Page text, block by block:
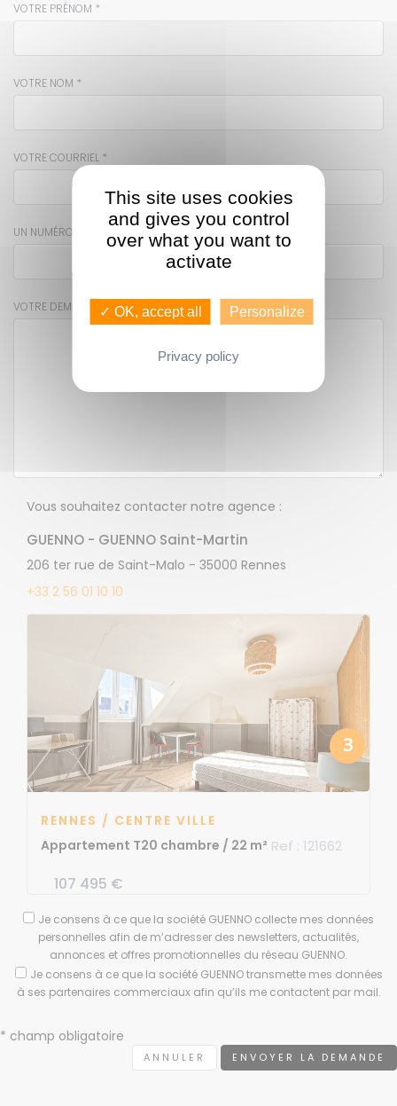
VOTRE PRÉNOM *
VOTRE NOM *
VOTRE COURRIEL *
UN NUMÉRO DE TÉLÉPHONE *
VOTRE DEMANDE *
Vous souhaitez contacter notre agence :
GUENNO - GUENNO Saint-Martin
206 ter rue de Saint-Malo - 35000 Rennes
+33 2 56 01 10 10
RENNES / CENTRE VILLE
Appartement T20 chambre / 22 m² Ref : 121662
107 495 €
3
Je consens à ce que la société GUENNO collecte mes données
personnelles afin de m’adresser des newsletters, actualités,
annonces et offres promotionnelles du réseau GUENNO.
Je consens à ce que la société GUENNO transmette mes données
à ses partenaires commerciaux afin qu’ils me contactent par mail.
* champ obligatoire
ANNULER ENVOYER LA DEMANDE
This site uses cookies
and gives you control
over what you want to
activate
✓ OK, accept all Personalize
Privacy policy